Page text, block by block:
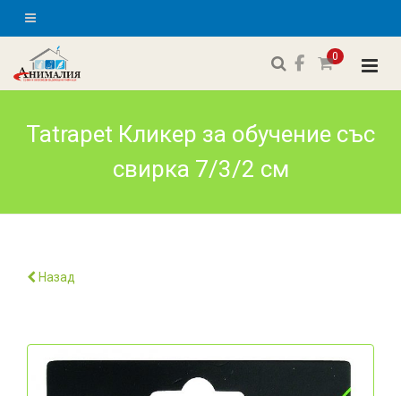
0
Tatrapet Кликер за обучение със
свирка 7/3/2 см
Назад